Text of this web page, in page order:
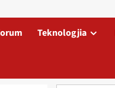
Teknologjia